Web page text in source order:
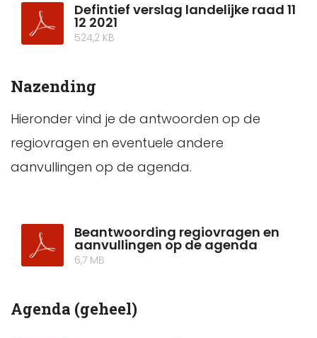
Defintief verslag landelijke raad 11
12 2021
524,2 KB
Nazending
Hieronder vind je de antwoorden op de
regiovragen en eventuele andere
aanvullingen op de agenda.
Beantwoording regiovragen en
aanvullingen op de agenda
6,7 MB
Agenda (geheel)